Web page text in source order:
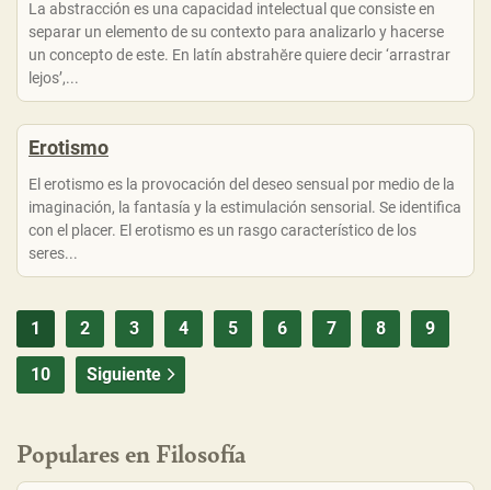
La abstracción es una capacidad intelectual que consiste en
separar un elemento de su contexto para analizarlo y hacerse
un concepto de este. En latín abstrahĕre quiere decir ‘arrastrar
lejos’,...
Erotismo
El erotismo es la provocación del deseo sensual por medio de la
imaginación, la fantasía y la estimulación sensorial. Se identifica
con el placer. El erotismo es un rasgo característico de los
seres...
1 2 3 4 5 6 7 8 9
10 Siguiente
Populares en Filosofía